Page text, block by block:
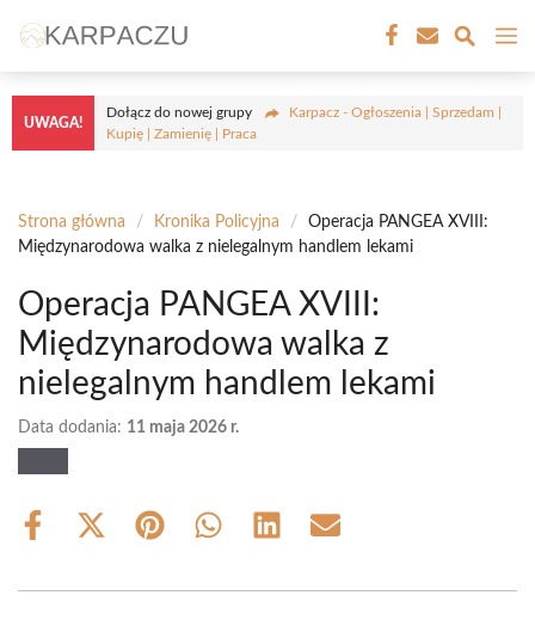
treści
UWAGA!
Dołącz do nowej grupy
Karpacz - Ogłoszenia | Sprzedam |
Kupię | Zamienię | Praca
Strona główna / Kronika Policyjna /
Operacja PANGEA XVIII:
Międzynarodowa walka z nielegalnym handlem lekami
Operacja PANGEA XVIII:
Międzynarodowa walka z
nielegalnym handlem lekami
Data dodania: 11 maja 2026 r.
Share
Share
(Twitter)
Share Share Share Share